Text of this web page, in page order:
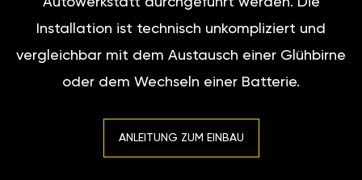
Installation ist technisch unkompliziert und
vergleichbar mit dem Austausch einer Glühbirne
oder dem Wechseln einer Batterie.
ANLEITUNG ZUM EINBAU